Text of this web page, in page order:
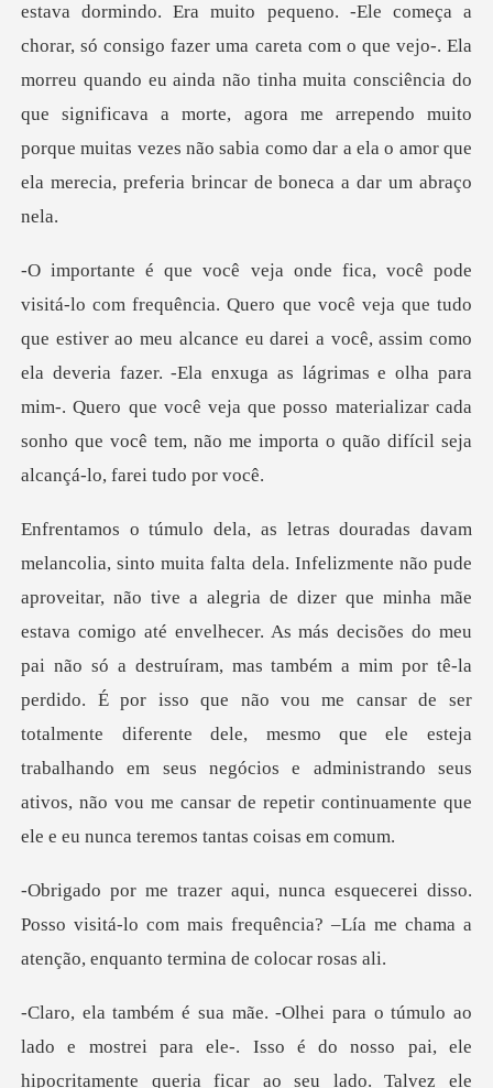
. -Ele começa a
chorar, só consigo fazer uma careta com o que vejo-. Ela
morreu quando eu ainda não tinha muita consciência do
que significava a mo
o meu alcance eu darei a você, assim como
ela deveria fazer. -Ela enxuga as lágrimas e olha para
mim-. Quero que você v
omigo até envelhecer. As más decisões do meu
pai não só a destruíram, mas também a mim por tê-la
perdido. É por isso que não vou me cansar de ser
totalmente diferente dele,
o.
Posso visitá-lo com mais frequência? –Lía me cha
ra ele-. Isso é do nosso pai, ele
hipocritamente queria ficar ao seu la